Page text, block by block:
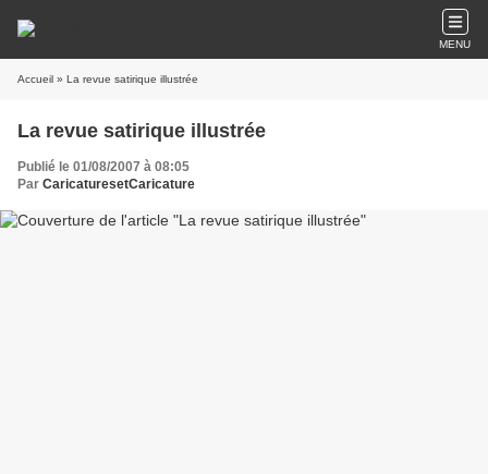
MENU
Accueil » La revue satirique illustrée
La revue satirique illustrée
Publié le 01/08/2007 à 08:05
Par CaricaturesetCaricature